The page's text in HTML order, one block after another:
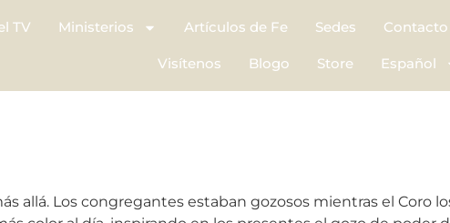
TV Ministerios Artículos de Fe Sedes Contacto
Visítenos Blogo Store Español
allá. Los congregantes estaban gozosos mientras el Coro